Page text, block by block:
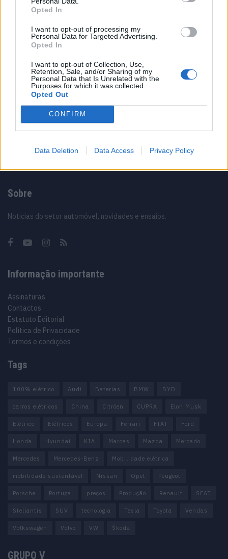
Opted In
I want to opt-out of processing my
Personal Data for Targeted Advertising.
Opted In
I want to opt-out of Collection, Use,
Retention, Sale, and/or Sharing of my
Personal Data that Is Unrelated with the
Purposes for which it was collected.
Opted Out
CONFIRM
Data Deletion Data Access Privacy Policy
Vídeo – Tesla Cybertruck – Nunca vimos
13/05/2024
40 anos depois
31/07/2026
12/02/2024
Sobre
Noticias do setor automóvel, novidades e ensaios.
Informação importante
Assinaturas
Contactos
Estatuto Editorial
Política de Privacidade
Termos e condições
Tags
100% elétrico Audi Baterias BMW BYD
carros elétricos China Citröen CUPRA Elon Musk
Elétrico Elétricos Europa Ferrari FIAT Ford
Honda Hyundai KIA Marcas Mazda Mercado
Mercedes Mercedes-Benz Mobilidade elétrica
mobilidade sustentável Nissan Opel Peugeot
Porsche Portugal preços Produção Renault SEAT
Stellantis SUV tecnologia Tesla Toyota Vendas
Volkswagen Volvo VW Škoda
GRUPO V